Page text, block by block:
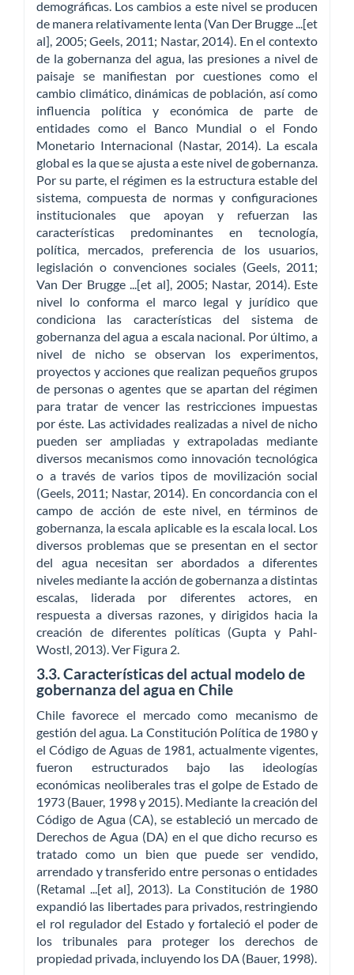
demográficas. Los cambios a este nivel se producen
de manera relativamente lenta (Van Der Brugge ...[et
al], 2005; Geels, 2011; Nastar, 2014). En el contexto
de la gobernanza del agua, las presiones a nivel de
paisaje se manifiestan por cuestiones como el
cambio climático, dinámicas de población, así como
influencia política y económica de parte de
entidades como el Banco Mundial o el Fondo
Monetario Internacional (Nastar, 2014). La escala
global es la que se ajusta a este nivel de gobernanza.
Por su parte, el régimen es la estructura estable del
sistema, compuesta de normas y configuraciones
institucionales que apoyan y refuerzan las
características predominantes en tecnología,
política, mercados, preferencia de los usuarios,
legislación o convenciones sociales (Geels, 2011;
Van Der Brugge ...[et al], 2005; Nastar, 2014). Este
nivel lo conforma el marco legal y jurídico que
condiciona las características del sistema de
gobernanza del agua a escala nacional. Por último, a
nivel de nicho se observan los experimentos,
proyectos y acciones que realizan pequeños grupos
de personas o agentes que se apartan del régimen
para tratar de vencer las restricciones impuestas
por éste. Las actividades realizadas a nivel de nicho
pueden ser ampliadas y extrapoladas mediante
diversos mecanismos como innovación tecnológica
o a través de varios tipos de movilización social
(Geels, 2011; Nastar, 2014). En concordancia con el
campo de acción de este nivel, en términos de
gobernanza, la escala aplicable es la escala local. Los
diversos problemas que se presentan en el sector
del agua necesitan ser abordados a diferentes
niveles mediante la acción de gobernanza a distintas
escalas, liderada por diferentes actores, en
respuesta a diversas razones, y dirigidos hacia la
creación de diferentes políticas (Gupta y Pahl-
Wostl, 2013). Ver Figura 2.
3.3. Características del actual modelo de
gobernanza del agua en Chile
Chile favorece el mercado como mecanismo de
gestión del agua. La Constitución Política de 1980 y
el Código de Aguas de 1981, actualmente vigentes,
fueron estructurados bajo las ideologías
económicas neoliberales tras el golpe de Estado de
1973 (Bauer, 1998 y 2015). Mediante la creación del
Código de Agua (CA), se estableció un mercado de
Derechos de Agua (DA) en el que dicho recurso es
tratado como un bien que puede ser vendido,
arrendado y transferido entre personas o entidades
(Retamal ...[et al], 2013). La Constitución de 1980
expandió las libertades para privados, restringiendo
el rol regulador del Estado y fortaleció el poder de
los tribunales para proteger los derechos de
propiedad privada, incluyendo los DA (Bauer, 1998).